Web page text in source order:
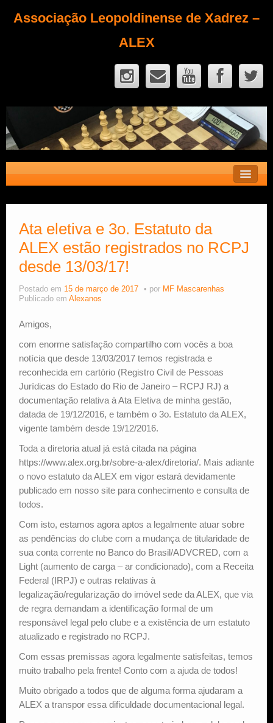
Associação Leopoldinense de Xadrez –
ALEX
Fique Sócio
Quem Somos?
Calendário
Estude Xadrez
Ata eletiva e 3o. Estatuto da
ALEX estão registrados no RCPJ
desde 13/03/17!
Postado em 15 de março de 2017 por MF Mascarenhas
Publicado em Alexanos
Amigos,
com enorme satisfação compartilho com vocês a boa
notícia que desde 13/03/2017 temos registrada e
reconhecida em cartório (Registro Civil de Pessoas
Jurídicas do Estado do Rio de Janeiro – RCPJ RJ) a
documentação relativa à Ata Eletiva de minha gestão,
datada de 19/12/2016, e também o 3o. Estatuto da ALEX,
vigente também desde 19/12/2016.
Toda a diretoria atual já está citada na página
https://www.alex.org.br/sobre-a-alex/diretoria/. Mais adiante
o novo estatuto da ALEX em vigor estará devidamente
publicado em nosso site para conhecimento e consulta de
todos.
Com isto, estamos agora aptos a legalmente atuar sobre
as pendências do clube com a mudança de titularidade de
sua conta corrente no Banco do Brasil/ADVCRED, com a
Light (aumento de carga – ar condicionado), com a Receita
Federal (IRPJ) e outras relativas à
legalização/regularização do imóvel sede da ALEX, que via
de regra demandam a identificação formal de um
responsável legal pelo clube e a existência de um estatuto
atualizado e registrado no RCPJ.
Com essas premissas agora legalmente satisfeitas, temos
muito trabalho pela frente! Conto com a ajuda de todos!
Muito obrigado a todos que de alguma forma ajudaram a
ALEX a transpor essa dificuldade documentacional legal.